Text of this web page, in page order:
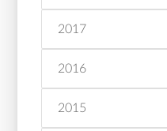
2017
2016
2015